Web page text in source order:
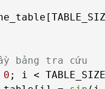
bảng tra cứu
0 ; i <